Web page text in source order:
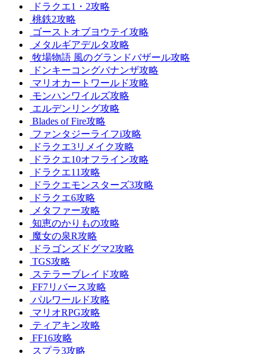
ドラクエ1・2攻略
桃鉄2攻略
ゴーストオブヨウテイ攻略
メタルギアデルタ攻略
牧場物語 風のグランドバザール攻略
ドンキーコングバナンザ攻略
マリオカートワールド攻略
モンハンワイルズ攻略
エルデンリング攻略
Blades of Fire攻略
ファンタジーライフi攻略
ドラクエ3リメイク攻略
ドラクエ10オフライン攻略
ドラクエ11攻略
ドラクエモンスターズ3攻略
ドラクエ6攻略
メタファー攻略
知恵のかりもの攻略
魔女の泉R攻略
ドラゴンズドグマ2攻略
TGS攻略
ステラーブレイド攻略
FF7リバース攻略
パルワールド攻略
マリオRPG攻略
ティアキン攻略
FF16攻略
スプラ3攻略